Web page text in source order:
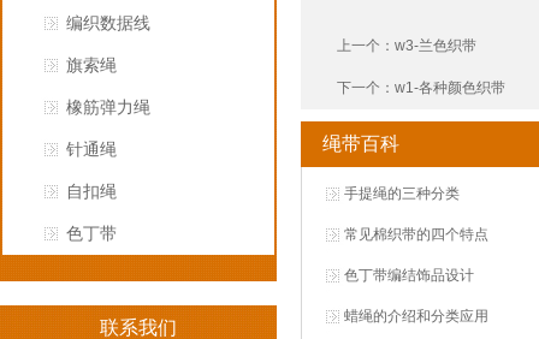
编织数据线
旗索绳
橡筋弹力绳
针通绳
自扣绳
色丁带
联系我们
上一个： w3-兰色织带
下一个： w1-各种颜色织带
绳带百科
手提绳的三种分类
常见棉织带的四个特点
色丁带编结饰品设计
蜡绳的介绍和分类应用